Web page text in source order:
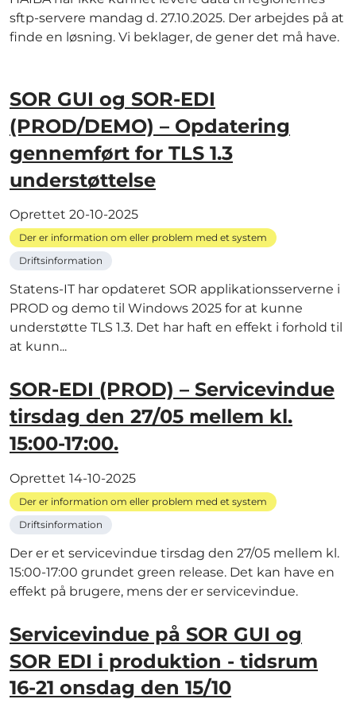
sftp-servere mandag d. 27.10.2025. Der arbejdes på at
finde en løsning. Vi beklager, de gener det må have.
SOR GUI og SOR-EDI
(PROD/DEMO) – Opdatering
gennemført for TLS 1.3
understøttelse
Oprettet 20-10-2025
Der er information om eller problem med et system
Driftsinformation
Statens-IT har opdateret SOR applikationsserverne i
PROD og demo til Windows 2025 for at kunne
understøtte TLS 1.3. Det har haft en effekt i forhold til
at kunn...
SOR-EDI (PROD) – Servicevindue
tirsdag den 27/05 mellem kl.
15:00-17:00.
Oprettet 14-10-2025
Der er information om eller problem med et system
Driftsinformation
Der er et servicevindue tirsdag den 27/05 mellem kl.
15:00-17:00 grundet green release. Det kan have en
effekt på brugere, mens der er servicevindue.
Servicevindue på SOR GUI og
SOR EDI i produktion - tidsrum
16-21 onsdag den 15/10